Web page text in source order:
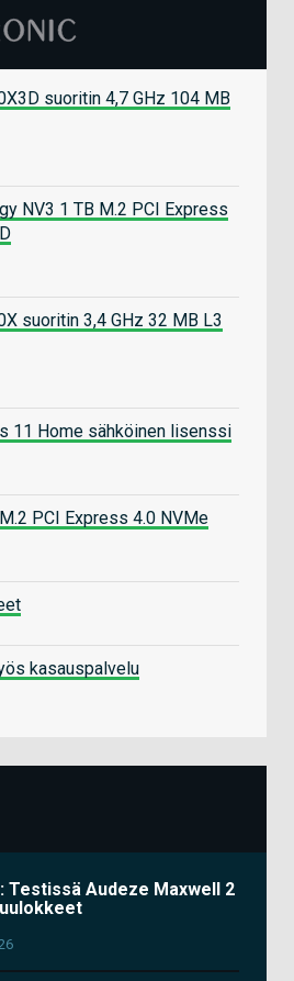
suoritin 4,7 GHz 104 MB
NV3 1 TB M.2 PCI Express
suoritin 3,4 GHz 32 MB L3
11 Home sähköinen lisenssi
PCI Express 4.0 NVMe
kasauspalvelu
Testissä Audeze Maxwell 2